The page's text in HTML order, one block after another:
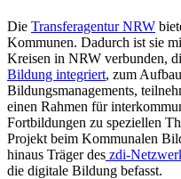
Die Transferagentur NRW
Kommunen. Dadurch ist sie
Kreisen in NRW verbunden,
Bildung integriert, zum
Bildungsmanagements,
einen Rahmen für
Fortbildungen zu speziellen
Projekt beim Kommunalen
hinaus Träger des zdi-
die digitale Bildung befasst.